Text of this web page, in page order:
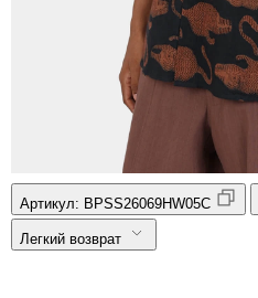
Артикул: BPSS26069HW05C
Легкий возврат